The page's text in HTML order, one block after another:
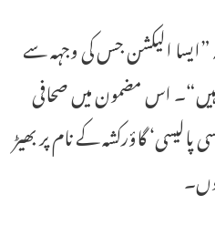
”ایسا الیکشن جس کی وجہہ سے
اس مضمون میں صحافی
گاؤرکشہ کے نام پر بھیڑ